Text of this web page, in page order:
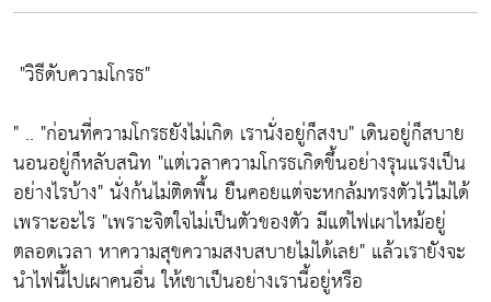
"วิธีดับความโกรธ"
" .. "ก่อนที่ความโกรธยังไม่เกิด เรานั่งอยู่ก็สงบ" เดินอยู่ก็สบาย
นอนอยู่ก็หลับสนิท "แต่เวลาความโกรธเกิดขึ้นอย่างรุนแรงเป็น
อย่างไรบ้าง"นั่งก้นไม่ติดพื้น ยืนคอยแต่จะหกล้มทรงตัวไว้ไม่ได้
เพราะอะไร "เพราะจิตใจไม่เป็นตัวของตัว มีแต่ไฟเผาไหม้อยู่
ตลอดเวลา หาความสุขความสงบสบายไม่ได้เลย" แล้วเรายังจะ
นำไฟนี้ไปเผาคนอื่น ให้เขาเป็นอย่างเรานี้อยู่หรือ